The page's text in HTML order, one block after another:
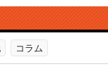
コラム